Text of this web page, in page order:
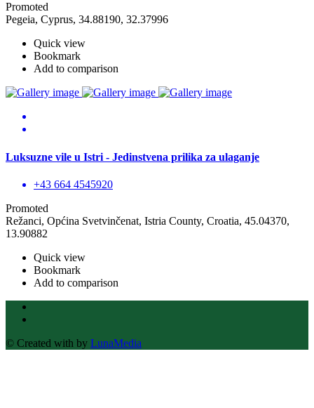
Promoted
Pegeia, Cyprus, 34.88190, 32.37996
Quick view
Bookmark
Add to comparison
Luksuzne vile u Istri - Jedinstvena prilika za ulaganje
+43 664 4545920
Promoted
Režanci, Općina Svetvinčenat, Istria County, Croatia, 45.04370,
13.90882
Quick view
Bookmark
Add to comparison
© Created with by LunaMedia